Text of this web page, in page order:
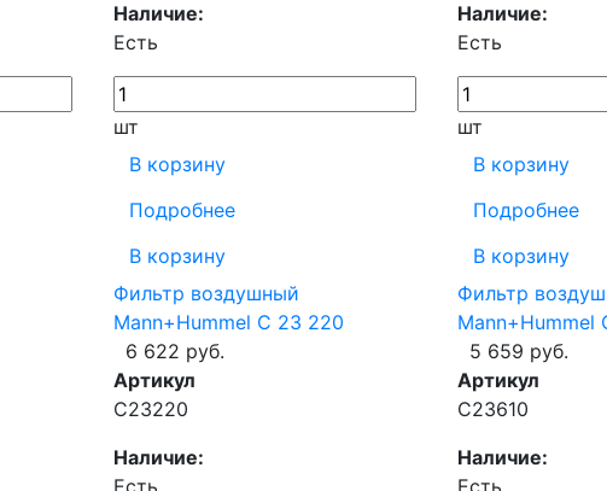
Наличие:
Есть
шт
В корзину
Подробнее
В корзину
Наличие:
Есть
шт
В корзину
Подробнее
В корзину
Фильтр воздушный
Mann+Hummel C 23 220
6 622 руб.
Артикул
C23220
Наличие:
Фильтр
Mann+Hummel
5 659 руб.
Артикул
C23610
Наличие: